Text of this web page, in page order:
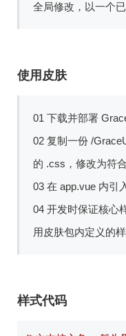
全局修改，以一个
使用皮肤
01 下载并部署
02 复制一份 /
的 .css，修改为符
03 在 app.vue 内引
04 开发时保证核心
用皮肤包内定义的样
样式代码